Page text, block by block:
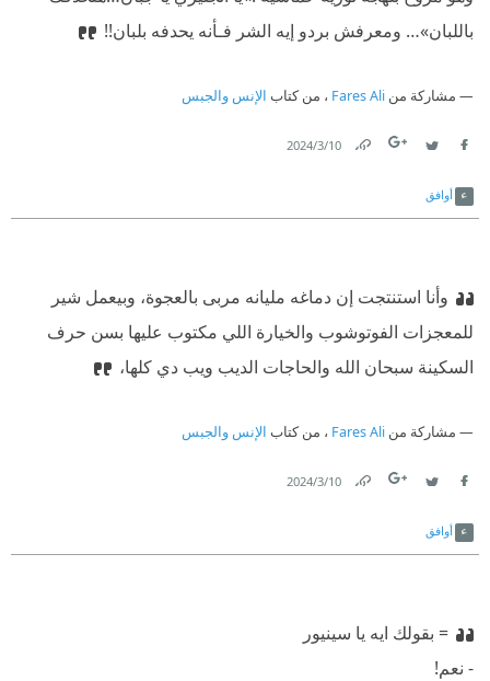
باللبان»… ومعرفش بردو إيه الشر فـأنه يحدفه بلبان!!
مشاركة من Fares Ali ، من كتاب الإنس والجبس
10‏/3‏/2024
أوافق
وأنا استنتجت إن دماغه مليانه مربى بالعجوة، وبيعمل شير
للمعجزات الفوتوشوب والخيارة اللي مكتوب عليها بسن حرف
السكينة سبحان الله والحاجات الديب ويب دي كلها،
مشاركة من Fares Ali ، من كتاب الإنس والجبس
10‏/3‏/2024
أوافق
⁠‫= بقولك ايه يا سينيور
⁠‫- نعم!